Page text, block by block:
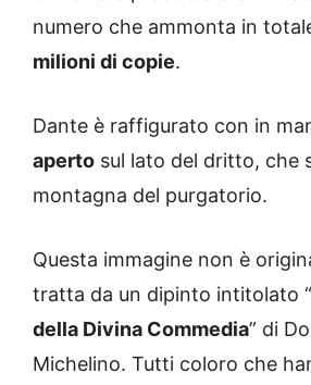
numero che ammonta in
milioni di copie.
Dante è raffigurato con in
aperto sul lato del dritto, che
montagna del purgatorio.
Questa immagine non è
tratta da un dipinto intitolato “
della Divina Commedia” di
Michelino. Tutti coloro che